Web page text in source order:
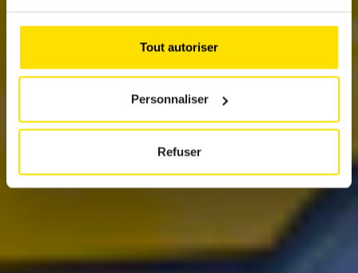
Tout autoriser
Personnaliser
Refuser
DEVENIR UNE ICÔNE